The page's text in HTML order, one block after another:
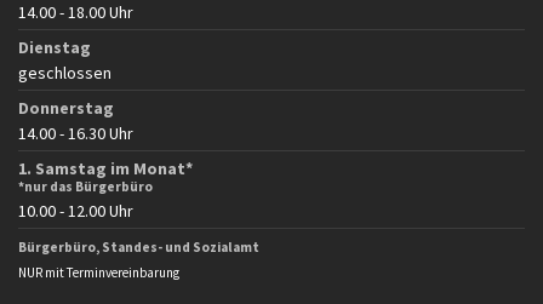
14.00 - 18.00 Uhr
Dienstag
geschlossen
Donnerstag
14.00 - 16.30 Uhr
1. Samstag im Monat*
*nur das Bürgerbüro
10.00 - 12.00 Uhr
Bürgerbüro, Standes- und Sozialamt
NUR mit Terminvereinbarung